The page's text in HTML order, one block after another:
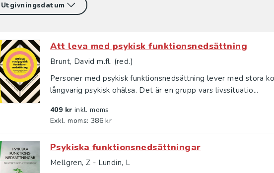
Att leva med psykisk funktionsnedsättning
Brunt, David m.fl. (red.)
Personer med psykisk funktionsnedsättning lever med stora
långvarig psykisk ohälsa. Det är en grupp vars livssituatio...
409 kr inkl. moms
Exkl. moms: 386 kr
Psykiska funktionsnedsättningar
Mellgren, Z - Lundin, L